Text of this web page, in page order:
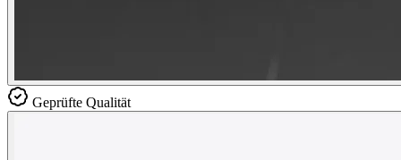
Geprüfte Qualität